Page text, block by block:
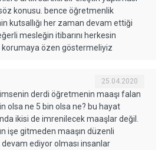
konusu. bence öğretmenlik
kutsallığı her zaman devam ettiği
mesleğin itibarını herkesin
özen göstermeliyiz
25.04.2020
derdi öğretmenin maaşı falan
olsa ne 5 bin olsa ne? bu hayat
ikisi de imrenilecek maaşlar değil.
işe gitmeden maaşın düzenli
ediyor olması insanlar